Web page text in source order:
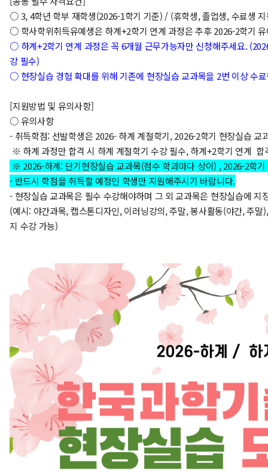
○ 3, 4학년 학부 재학생(2026-1학기 기준) / (휴학생, 졸업생, 수료생
○ 학사학위취득유예생은 하계+2학기 연계 과정은 추후 2026-2학기
○ 하계+2학기 연계 과정은 꼭 6개월 근무가능자만 신청해주세요.
강 필수)
○ 현장실습 경험 확대를 위해 기존에 현장실습 교과목을 2번 이상 수
[지원방법 및 유의사항]
○ 유의사항
- 취득학점: 선발학생은 2026- 하계 계절학기, 2026-2학기 현장실습 교
※ 하계 과정만 합격 시 하계 계절학기 수강 필수, 하계+2학기 연계
※ 2026-하계: 단기현장실습 교과목(점수 학과마다 상이) ,2026-2학
- 반드시 학점을 취득할 예정인 학생만 지원해주시기 바랍니다.
- 현장실습 교과목은 필수 수강해야하며 그 외 교과목은 현장실습에 지
(예시: 야간과목, 캡스톤디자인, 이러닝강의, 주말, 봉사활동(야간, 주
지 수강 가능)